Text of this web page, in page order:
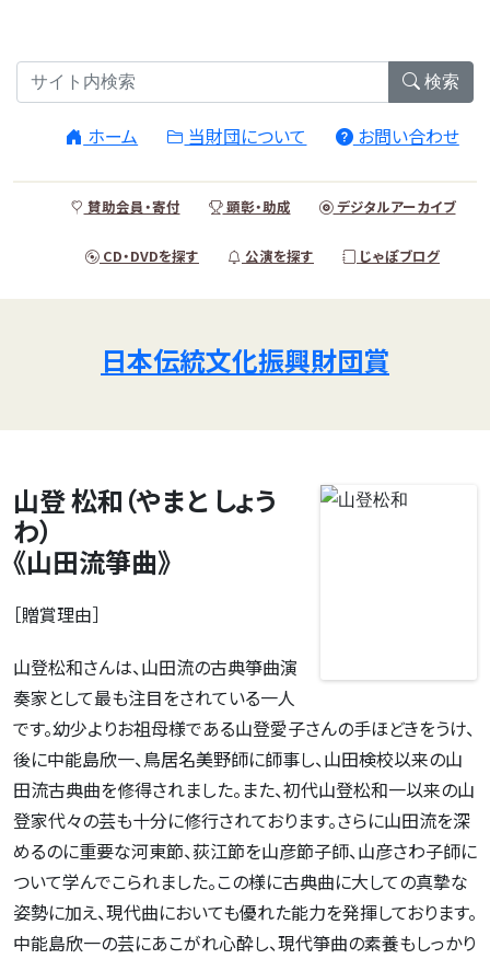
検索
ホーム 当財団について お問い合わせ
賛助会員・寄付 顕彰・助成 デジタルアーカイブ
CD・DVDを探す 公演を探す じゃぽブログ
日本伝統文化振興財団賞
山登 松和（やまと しょう
わ）
《山田流箏曲》
［贈賞理由］
山登松和さんは、山田流の古典箏曲演
奏家として最も注目をされている一人
です。幼少よりお祖母様である山登愛子さんの手ほどきをうけ、
後に中能島欣一、鳥居名美野師に師事し、山田検校以来の山
田流古典曲を修得されました。また、初代山登松和一以来の山
登家代々の芸も十分に修行されております。さらに山田流を深
めるのに重要な河東節、荻江節を山彦節子師、山彦さわ子師に
ついて学んでこられました。この様に古典曲に大しての真摯な
姿勢に加え、現代曲においても優れた能力を発揮しております。
中能島欣一の芸にあこがれ心酔し、現代箏曲の素養もしっかり